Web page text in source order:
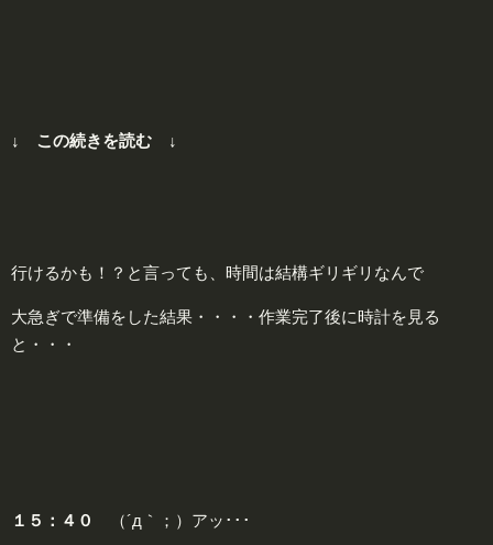
↓ この続きを読む ↓
行けるかも！？と言っても、時間は結構ギリギリなんで
大急ぎで準備をした結果・・・・作業完了後に時計を見る
と・・・
１５：４０ （´д｀；）アッ･･･